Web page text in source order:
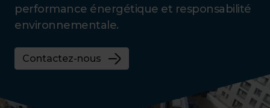
performance énergétique et responsabilité
environnementale.
Contactez-nous